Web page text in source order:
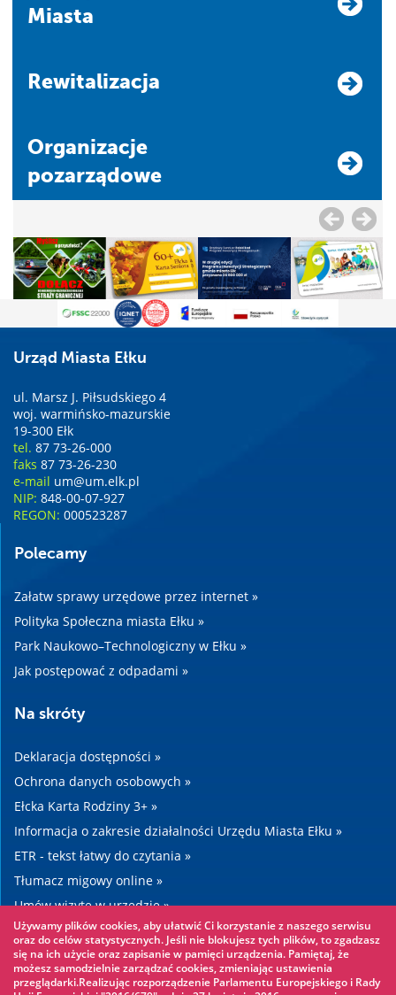
Miasta
Rewitalizacja
Organizacje
pozarządowe
Urząd Miasta Ełku
ul. Marsz J. Piłsudskiego 4
woj. warmińsko-mazurskie
19-300 Ełk
tel. 87 73-26-000
faks 87 73-26-230
e-mail um@um.elk.pl
NIP: 848-00-07-927
REGON: 000523287
Polecamy
Załatw sprawy urzędowe przez internet »
Polityka Społeczna miasta Ełku »
Park Naukowo–Technologiczny w Ełku »
Jak postępować z odpadami »
Na skróty
Deklaracja dostępności »
Ochrona danych osobowych »
Ełcka Karta Rodziny 3+ »
Informacja o zakresie działalności Urzędu Miasta Ełku »
ETR - tekst łatwy do czytania »
Tłumacz migowy online »
Umów wizytę w urzędzie »
Drogi »
Warto zobaczyć
Używamy plików cookies, aby ułatwić Ci korzystanie z naszego serwisu
oraz do celów statystycznych. Jeśli nie blokujesz tych plików, to zgadzasz
się na ich użycie oraz zapisanie w pamięci urządzenia. Pamiętaj, że
możesz samodzielnie zarządzać cookies, zmieniając ustawienia
przeglądarki.Realizując rozporządzenie Parlamentu Europejskiego i Rady